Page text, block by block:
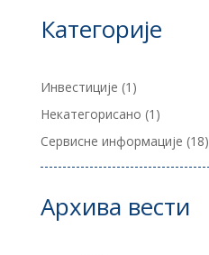
Категорије
Инвестиције (1)
Некатегорисано (1)
Сервисне информације (18)
Архива вести